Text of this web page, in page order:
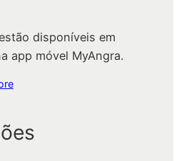
disponíveis em
app móvel MyAngra.